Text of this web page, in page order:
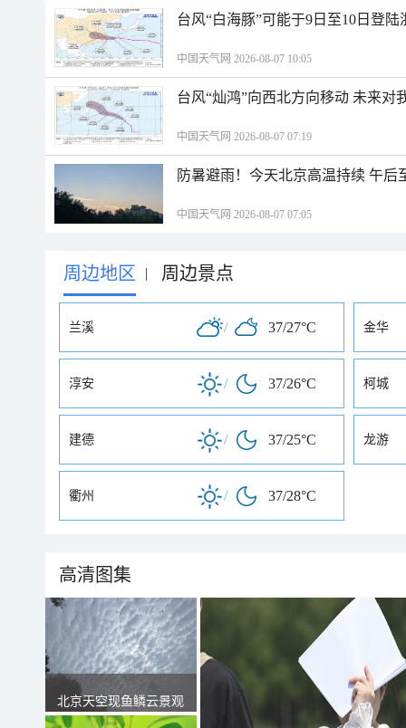
台风“白海豚”可能于9日至10日登陆
中国天气网 2026-08-07 10:05
台风“灿鸿”向西北方向移动 未来对
中国天气网 2026-08-07 07:19
防暑避雨！今天北京高温持续 午
中国天气网 2026-08-07 07:05
周边地区 | 周边景点
兰溪 / 37/27°C 金华
淳安 / 37/26°C 柯城
建德 / 37/25°C 龙游
衢州 / 37/28°C
高清图集
北京天空现鱼鳞云景观